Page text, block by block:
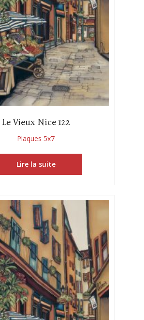
Le Vieux Nice 122
Plaques 5x7
Lire la suite